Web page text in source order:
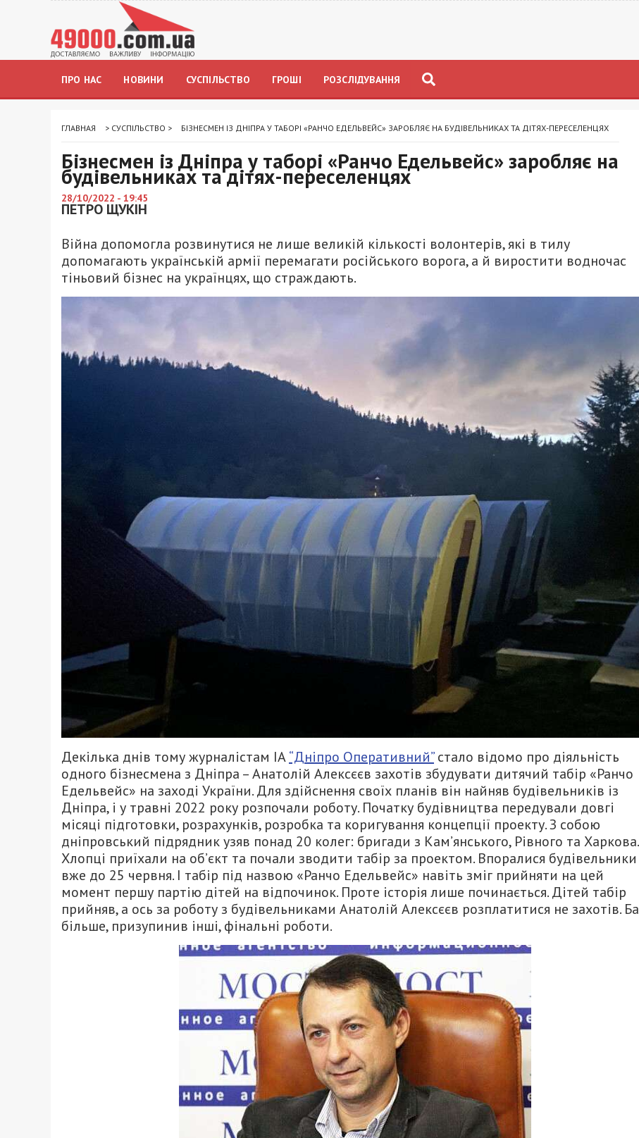
ПРО НАС НОВИНИ СУСПІЛЬСТВО ГРОШІ РОЗСЛІДУВАННЯ
ГЛАВНАЯ > СУСПІЛЬСТВО > БІЗНЕСМЕН ІЗ ДНІПРА У ТАБОРІ «РАНЧО ЕДЕЛЬВЕЙС» ЗАРОБЛЯЄ НА БУДІВЕЛЬНИКАХ ТА ДІТЯХ-ПЕРЕСЕЛЕНЦЯХ
Бізнесмен із Дніпра у таборі «Ранчо Едельвейс» заробляє на
будівельниках та дітях-переселенцях
28/10/2022 - 19:45
ПЕТРО ЩУКІН
Війна допомогла розвинутися не лише великій кількості волонтерів, які в тилу
допомагають українській армії перемагати російського ворога, а й виростити водночас
тіньовий бізнес на українцях, що страждають.
Декілька днів тому журналістам ІА“Дніпро Оперативний”стало відомо про діяльність
одного бізнесмена з Дніпра – Анатолій Алексєєв захотів збудувати дитячий табір «Ранчо
Едельвейс» на заході України. Для здійснення своїх планів він найняв будівельників із
Дніпра, і у травні 2022 року розпочали роботу. Початку будівництва передували довгі
місяці підготовки, розрахунків, розробка та коригування концепції проекту. З собою
дніпровський підрядник узяв понад 20 колег: бригади з Кам’янського, Рівного та Харкова.
Хлопці приїхали на об’єкт та почали зводити табір за проектом. Впоралися будівельники
вже до 25 червня. І табір під назвою «Ранчо Едельвейс» навіть зміг прийняти на цей
момент першу партію дітей на відпочинок. Проте історія лише починається. Дітей табір
прийняв, а ось за роботу з будівельниками Анатолій Алексєєв розплатитися не захотів. Ба
більше, призупинив інші, фінальні роботи.